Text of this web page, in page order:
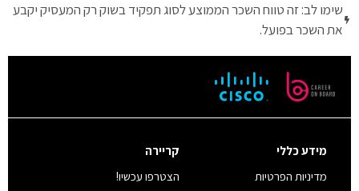
שימו לב: זה טווח השכר הממוצע לסוג תפקיד בשוק רק המעסיק יקבע
את השכר בפועל.
מידע כללי
מדיניות הפרטיות
קריירה
הצטרפו עכשיו!